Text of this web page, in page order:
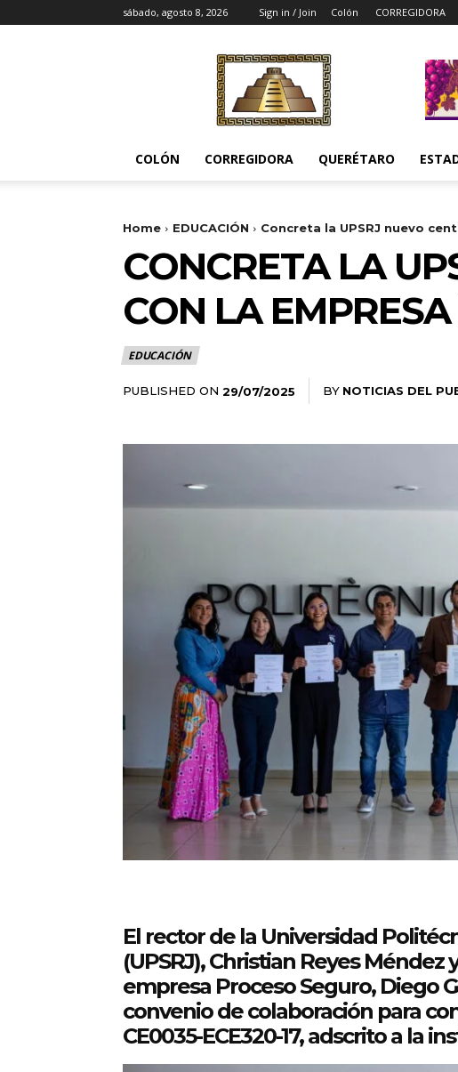
sábado, agosto 8, 2026 Sign in / Join Colón CORREGIDORA
Noticias
del
Pueblito
COLÓN CORREGIDORA QUERÉTARO
Home EDUCACIÓN Concreta la UPSRJ nuevo
CONCRETA LA
CON LA
EDUCACIÓN
PUBLISHED ON 29/07/2025 BY NOTICIAS DEL
El rector de la Universidad
(UPSRJ), Christian Reyes
empresa Proceso Seguro, Diego
convenio de colaboración para
CE0035-ECE320-17, adscrito a la